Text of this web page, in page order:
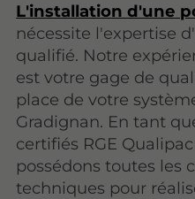
L'installation d'une
nécessite l'expertise
qualifié. Notre
est votre gage de
place de votre
Gradignan. En tant
certifiés RGE
possédons toutes les
techniques pour